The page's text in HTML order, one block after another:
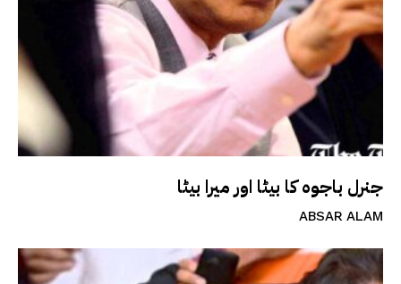
جنرل باجوہ کا بیٹا اور میرا بیٹا
ABSAR ALAM